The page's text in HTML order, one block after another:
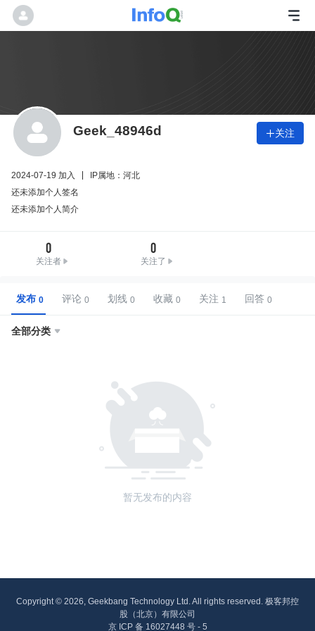
Geek_48946d 关注
2024-07-19 加入
IP属地：河北
还未添加个人签名
还未添加个人简介
0
关注者
0
关注了
发布 评论 划线 收藏 关注 回答
全部分类 
暂无发布的内容
Copyright © 2026, Geekbang Technology Ltd. All rights reserved. 极客邦控
股（北京）有限公司
京 ICP 备 16027448 号 - 5